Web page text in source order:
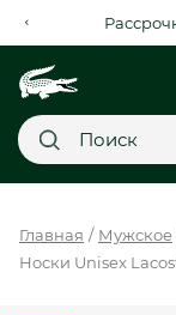
Главная Мужское
Носки Unisex